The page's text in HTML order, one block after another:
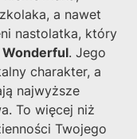
a nawet
nastolatka, który
Wonderful. Jego
charakter, a
najwyższe
To więcej niż
Twojego